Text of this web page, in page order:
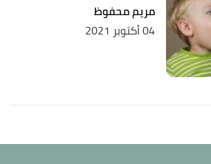
مريم محفوظ
04 أكتوبر 2021